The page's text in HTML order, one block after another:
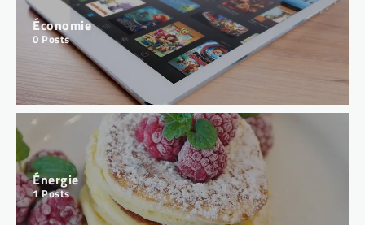
Économie
0 Posts
Énergie
1Posts
MARCHÉS FINANCIERS FRANÇAIS
Top 5 des secteurs d’avenir en IA
et tech verte pour investir
intelligemment
Vous cherchez où placer votre argent pour
allier rentabilité et impact positif sur la
planète ? L’intersection entre intelligence